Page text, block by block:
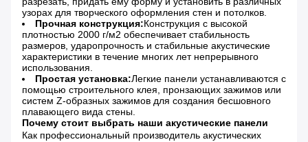
узорах для творческого оформления стен и потолков.
Прочная конструкция:Конструкция с высокой
плотностью 2000 г/м2 обеспечивает стабильность
размеров, ударопрочность и стабильные акустические
характеристики в течение многих лет непрерывного
использования.
Простая установка:Легкие панели устанавливаются с
помощью строительного клея, пронзающих зажимов или
систем Z-образных зажимов для создания бесшовного
плавающего вида стены.
Почему стоит выбрать наши акустические панели
Как профессиональный производитель акустических